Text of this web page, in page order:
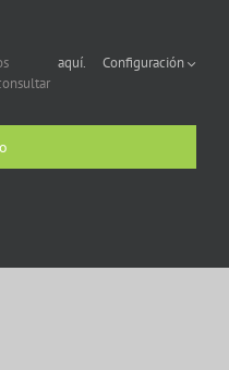
aquí. Configuración